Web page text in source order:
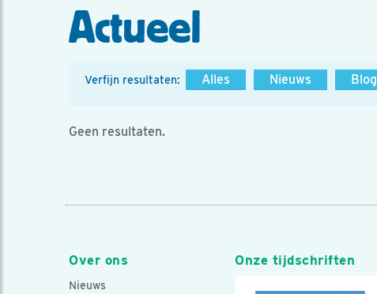
Actueel
Verfijn resultaten: Alles Nieuws Blog
Geen resultaten.
Over ons
Nieuws
Onze tijdschriften